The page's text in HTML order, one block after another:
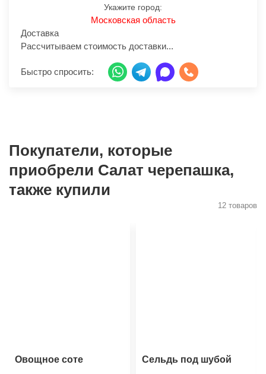
Укажите город:
Московская область
Доставка
Рассчитываем стоимость доставки...
Быстро спросить:
Покупатели, которые
приобрели Салат черепашка,
также купили
12 товаров
Овощное соте Сельдь под шубой